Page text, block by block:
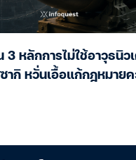
3 หลักการไม่ใช้อาวุธนิว
ากิ หวั่นเอื้อแก้กฎหมาย